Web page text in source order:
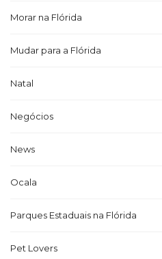
Morar na Flórida
Mudar para a Flórida
Natal
Negócios
News
Ocala
Parques Estaduais na Flórida
Pet Lovers